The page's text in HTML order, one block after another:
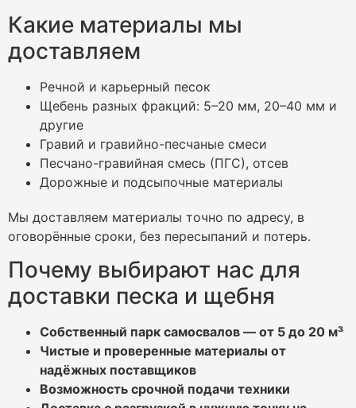
Какие материалы мы
доставляем
Речной и карьерный песок
Щебень разных фракций: 5–20 мм, 20–40 мм и
другие
Гравий и гравийно-песчаные смеси
Песчано-гравийная смесь (ПГС), отсев
Дорожные и подсыпочные материалы
Мы доставляем материалы точно по адресу, в
оговорённые сроки, без пересыпаний и потерь.
Почему выбирают нас для
доставки песка и щебня
Собственный парк самосвалов — от 5 до 20 м³
Чистые и проверенные материалы от
надёжных поставщиков
Возможность срочной подачи техники